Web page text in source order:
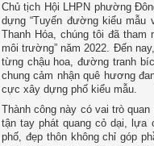
Chủ tịch Hội LHPN phường
dựng “Tuyến đường kiểu mẫu
Thanh Hóa, chúng tôi đã
môi trường” năm 2022. Đến
từng chậu hoa, đường tranh
chung cảm nhận quê hương
cực xây dựng phố kiểu mẫu.
Thành công này có vai trò
tận tay phát quang cỏ dại, lựa
phố, đẹp thôn không chỉ góp